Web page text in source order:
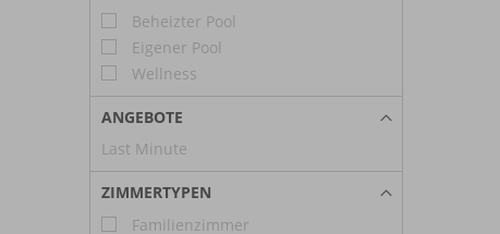
Beheizter Pool
Eigener Pool
Wellness
ANGEBOTE
Last Minute
ZIMMERTYPEN
Familienzimmer